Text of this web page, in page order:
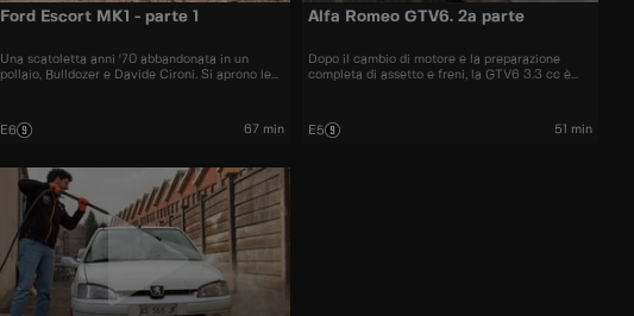
Ford Escort MK1 - parte 1
Una scatoletta anni '70 abbandonata in un
pollaio, Bulldozer e Davide Cironi. Si aprono le
E6 67 min
Alfa Romeo GTV6. 2a parte
Dopo il cambio di motore e la preparazione
completa di assetto e freni, la GTV6 3.3 cc è
E5 51 min